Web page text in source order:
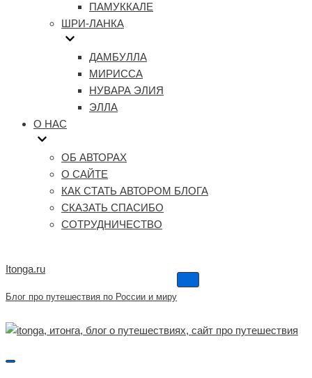
ПАМУККАЛЕ
ШРИ-ЛАНКА
ДАМБУЛЛА
МИРИССА
НУВАРА ЭЛИЯ
ЭЛЛА
О НАС
ОБ АВТОРАХ
О САЙТЕ
КАК СТАТЬ АВТОРОМ БЛОГА
СКАЗАТЬ СПАСИБО
СОТРУДНИЧЕСТВО
Itonga.ru
Блог про путешествия по России и миру
Меню
Меню